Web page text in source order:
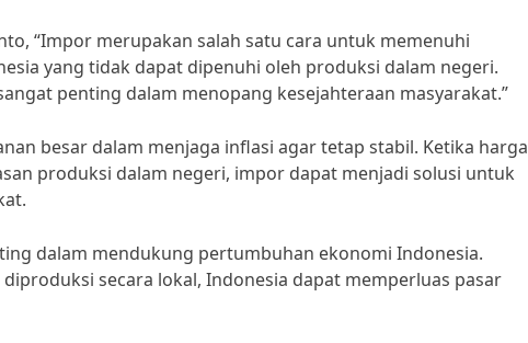
“Impor merupakan salah satu cara untuk memenuhi
yang tidak dapat dipenuhi oleh produksi dalam negeri.
penting dalam menopang kesejahteraan masyarakat.”
besar dalam menjaga inflasi agar tetap stabil. Ketika harga
produksi dalam negeri, impor dapat menjadi solusi untuk
dalam mendukung pertumbuhan ekonomi Indonesia.
secara lokal, Indonesia dapat memperluas pasar